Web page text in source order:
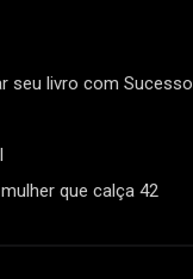
seu livro com Sucesso
que calça 42